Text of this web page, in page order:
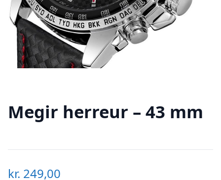
Megir herreur – 43 mm
kr. 249,00